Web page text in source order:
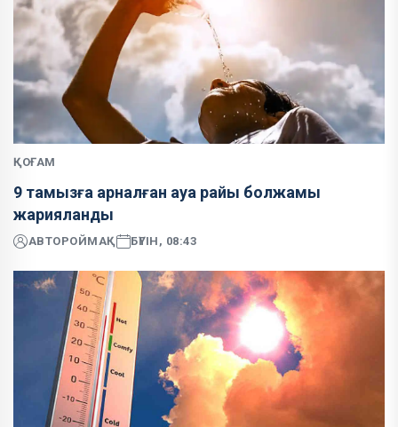
ҚОҒАМ
9 тамызға арналған ауа райы болжамы
жарияланды
АВТОРОЙМАҚ БҮГІН, 08:43